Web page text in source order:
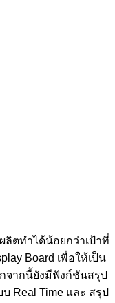
ลิตทำได้น้อยกว่าเป้าที่
Board เพื่อให้เป็น
จากนี้ยังมีฟังก์ชันสรุป
Real Time และ สรุป